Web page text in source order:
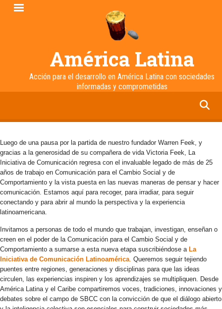
Pasar
América Latina
Acción para el desarrollo en América Latina con sociedades
informadas y comprometidas
Luego de una pausa por la partida de nuestro fundador Warren Feek, y
gracias a la generosidad de su compañera de vida Victoria Feek, La
Iniciativa de Comunicación regresa con el invaluable legado de más de 25
años de trabajo en Comunicación para el Cambio Social y de
Comportamiento y la vista puesta en las nuevas maneras de pensar y hacer
comunicación. Estamos aquí para recoger, para irradiar, para seguir
conectando y para abrir al mundo la perspectiva y la experiencia
latinoamericana.
Invitamos a personas de todo el mundo que trabajan, investigan, enseñan o
creen en el poder de la Comunicación para el Cambio Social y de
Comportamiento a sumarse a esta nueva etapa suscribiéndose a La
Iniciativa de Comunicación Latinoamérica. Queremos seguir tejiendo
puentes entre regiones, generaciones y disciplinas para que las ideas
circulen, las experiencias inspiren y los aprendizajes se multipliquen. Desde
América Latina y el Caribe compartiremos voces, tradiciones, innovaciones y
debates sobre el campo de SBCC con la convicción de que el diálogo abierto